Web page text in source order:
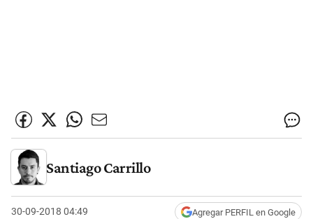
Santiago Carrillo
30-09-2018 04:49 Agregar PERFIL en Google